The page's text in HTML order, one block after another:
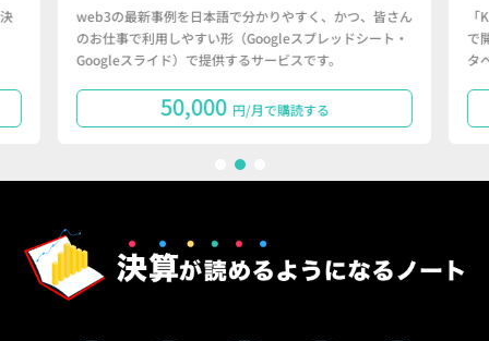
web3の最新事例を日本語で分かりやすく、かつ、皆さん
のお仕事で利用しやすい形（Googleスプレッドシート・
Googleスライド）で提供するサービスです。
50,000 円/月で購読する
で
タ